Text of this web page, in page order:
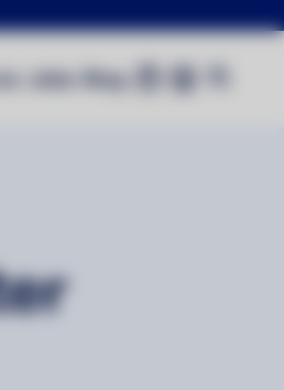
Jobs Blog